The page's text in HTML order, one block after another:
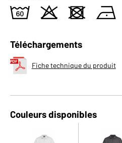
4 o d n
Téléchargements
Fiche technique du produit
Couleurs disponibles